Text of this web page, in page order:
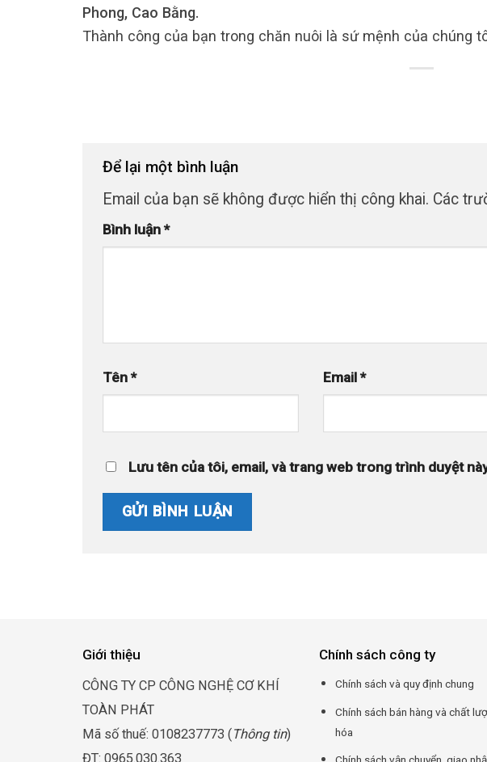
Phong, Cao Bằng.
Thành công của bạn trong chăn nuôi là sứ mệnh của chúng
Để lại một bình luận
Email của bạn sẽ không được hiển thị công khai. Các
Bình luận *
Tên * Email*
Lưu tên của tôi, email, và trang web trong trình duyệt
Giới thiệu
CÔNG TY CP CÔNG NGHỆ CƠ KHÍ
TOÀN PHÁT
Mã số thuế: 0108237773 ( Thông tin)
ĐT: 0965.030.363
Chính sách công ty
Chính sách và quy định chung
Chính sách bán hàng và chất
hóa